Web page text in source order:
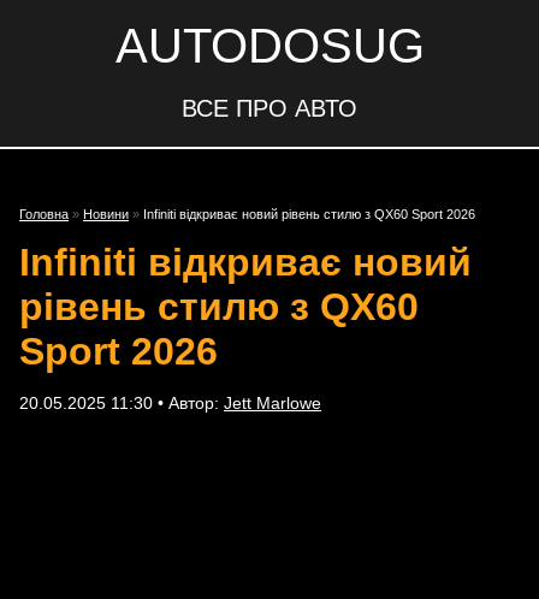
AUTODOSUG
ВСЕ ПРО АВТО
Головна » Новини » Infiniti відкриває новий рівень стилю з QX60 Sport 2026
Infiniti відкриває новий
рівень стилю з QX60
Sport 2026
20.05.2025 11:30 • Автор: Jett Marlowe